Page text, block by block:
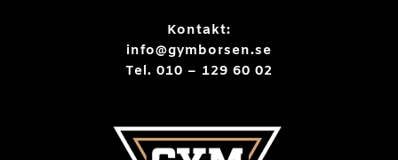
Kontakt:
info@gymborsen.se
Tel. 010 – 129 60 02